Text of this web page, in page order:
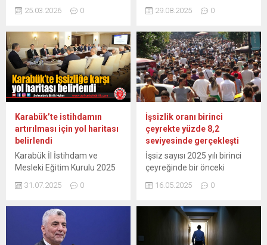
2024 yılına göre artarak
Karabük’teki işsizlik oranı,
Türkiye İstatistik Kurumu
(TÜİK) tarafından açıklanan
verilere göre, 2024 yılına
göre artarak %11,3
seviyesinde gerçekleşti.
TÜİK verilerine göre,
Karabük’teki işsizlik oranı
2024 yılına kıyasla artarak
25.03.2026 0
yüzde 8 oldu. Türkiye
temmuz ayına ilişkin iş gücü
istatistiklerini açıkladı. Buna
göre, Türkiye genelinde 15
ve daha yukarı yaş
grubundaki işsiz sayısı,
temmuzda bir önceki aya
kıyasla 164 bin azalışla 2
milyon 828 bin kişi...
29.08.2025 0
Karabük’te istihdamın
artırılması için yol haritası
belirlendi
Karabük İl İstihdam ve
Mesleki Eğitim Kurulu 2025
Karabük Valiliği himayesinde
Mesleki Eğitim Kurulu’nun
2025 yılı üçüncü toplantısı,
Valilik toplantı salonunda
31.07.2025 0
İşsizlik oranı birinci
çeyrekte yüzde 8,2
seviyesinde gerçekleşti
İşsiz sayısı 2025 yılı birinci
çeyreğinde bir önceki
azalarak 2 milyon 884 bin
puanlık azalış ile yüzde 8,2
seviyesinde gerçekleşti.
Türkiye İstatistik Kurumu
16.05.2025 0